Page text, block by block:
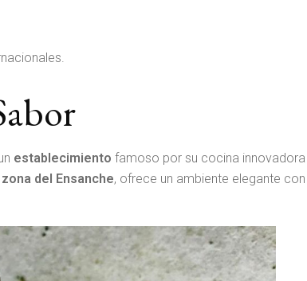
establecimiento famoso por su cocina innovadora
zona del Ensanche, ofrece un ambiente elegante con